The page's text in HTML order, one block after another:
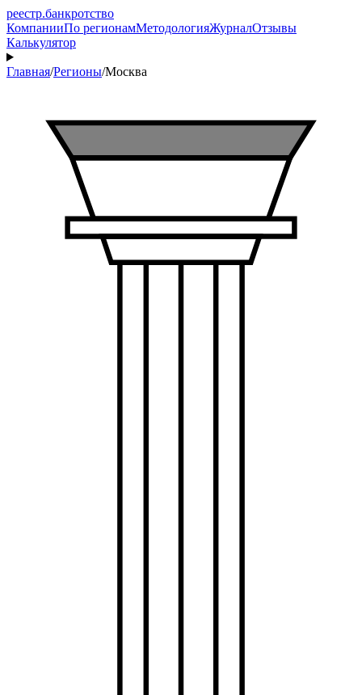
реестр.банкротство
КомпанииПо регионамМетодологияЖурналОтзывы
Калькулятор
Главная/Регионы/Москва